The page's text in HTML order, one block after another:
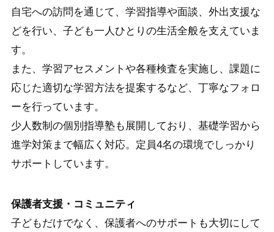
自宅への訪問を通じて、学習指導や面談、外出支援な
どを行い、子ども一人ひとりの生活全般を支えていま
す。
また、学習アセスメントや各種検査を実施し、課題に
応じた適切な学習方法を提案するなど、丁寧なフォロ
ーを行っています。
少人数制の個別指導塾も展開しており、基礎学習から
進学対策まで幅広く対応。定員4名の環境でしっかり
サポートしています。
保護者支援・コミュニティ
子どもだけでなく、保護者へのサポートも大切にして